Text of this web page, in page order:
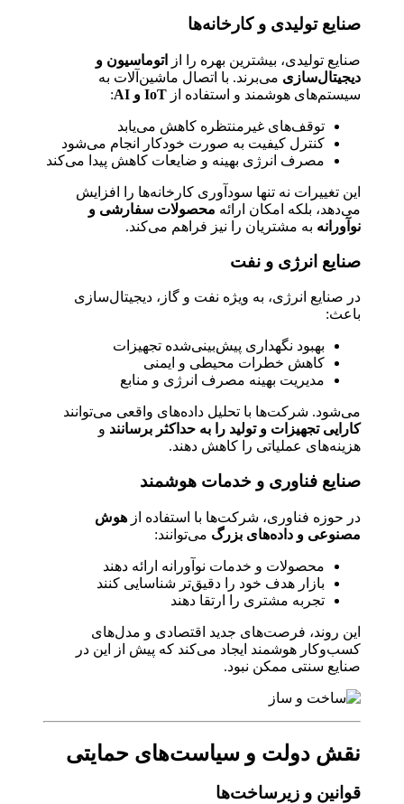
صنایع تولیدی و کارخانه‌ها
صنایع تولیدی، بیشترین بهره را از
اتوماسیون و
دیجیتال‌سازی می‌برند. با اتصال ماشین‌آلات به
سیستم‌های هوشمند و استفاده از IoT و AI :
توقف‌های غیرمنتظره کاهش می‌یابد
کنترل کیفیت به صورت خودکار انجام می‌شود
مصرف انرژی بهینه و ضایعات کاهش پیدا می‌کند
این تغییرات نه تنها سودآوری کارخانه‌ها را افزایش
می‌دهد، بلکه امکان ارائه محصولات سفارشی و
نوآورانه به مشتریان را نیز فراهم می‌کند.
صنایع انرژی و نفت
در صنایع انرژی، به ویژه نفت و گاز، دیجیتال‌سازی
باعث:
بهبود نگهداری پیش‌بینی‌شده تجهیزات
کاهش خطرات محیطی و ایمنی
مدیریت بهینه مصرف انرژی و منابع
می‌شود. شرکت‌ها با تحلیل داده‌های واقعی می‌توانند
کارایی تجهیزات و تولید را به حداکثر برسانند و
هزینه‌های عملیاتی را کاهش دهند.
صنایع فناوری و خدمات هوشمند
در حوزه فناوری، شرکت‌ها با استفاده از هوش
مصنوعی و داده‌های بزرگ می‌توانند:
محصولات و خدمات نوآورانه ارائه دهند
بازار هدف خود را دقیق‌تر شناسایی کنند
تجربه مشتری را ارتقا دهند
این روند، فرصت‌های جدید اقتصادی و مدل‌های
کسب‌وکار هوشمند ایجاد می‌کند که پیش از این در
صنایع سنتی ممکن نبود.
نقش دولت و سیاست‌های حمایتی
قوانین و زیرساخت‌ها